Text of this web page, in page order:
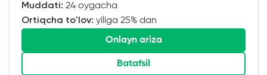
Muddati: 24 oygacha
Ortiqcha to'lov: yiliga 25% dan
Onlayn ariza
Batafsil